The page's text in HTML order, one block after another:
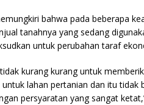
bahwa pada beberapa
tanahnya yang sedang
untuk perubahan taraf
kurang kurang untuk
lahan pertanian dan itu
persyaratan yang sangat